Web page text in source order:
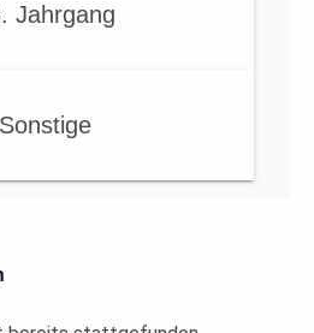
Jahrgang
Sonstige